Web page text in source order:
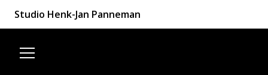
Studio Henk-Jan Panneman